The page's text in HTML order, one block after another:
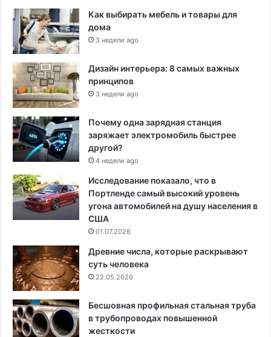
Как выбирать мебель и товары для
дома
3 недели ago
Дизайн интерьера: 8 самых важных
принципов
3 недели ago
Почему одна зарядная станция
заряжает электромобиль быстрее
другой?
4 недели ago
Исследование показало, что в
Портленде самый высокий уровень
угона автомобилей на душу населения в
США
01.07.2026
Древние числа, которые раскрывают
суть человека
22.05.2026
Бесшовная профильная стальная труба
в трубопроводах повышенной
жесткости